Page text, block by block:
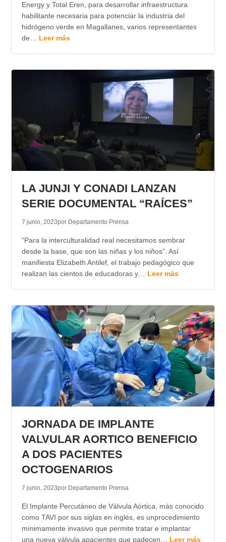
Energy y Total Eren, para desarrollar infraestructura
habilitante necesaria para potenciar la industria del
hidrógeno verde en Magallanes, varios representantes
de… Leer más
LA JUNJI Y CONADI LANZAN
SERIE DOCUMENTAL “RAÍCES”
7 junio, 2023por Departamento Prensa
“Para la interculturalidad real necesitamos sembrar
desde la base, que son las niñas y los niños”. Así
manifiesta Elizabeth Antilef, el trabajo pedagógico que
realizan las cientos de educadoras y… Leer más
JORNADA DE IMPLANTE
VALVULAR AORTICO BENEFICIO
A DOS PACIENTES
OCTOGENARIOS
7 junio, 2023por Departamento Prensa
El Implante Percutáneo de Válvula Aórtica, más conocido
como TAVI por sus siglas en inglés, es unprocedimiento
mínimamente invasivo que permite tratar e implantar
una nueva válvula apacientes que padecen… Leer más